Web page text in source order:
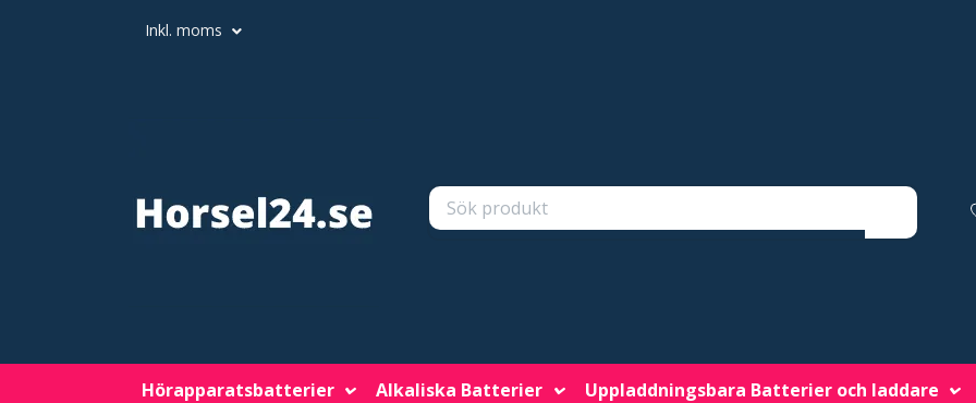
Inkl. moms
Hörapparatsbatterier Alkaliska Batterier Uppladdningsbara Batterier och laddare